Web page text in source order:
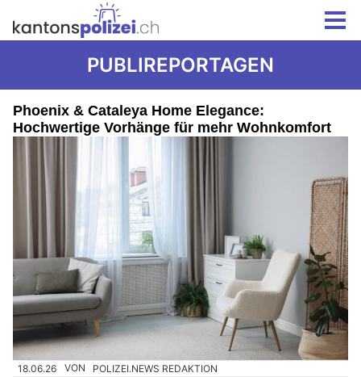
PUBLIREPORTAGEN
Phoenix & Cataleya Home Elegance:
Hochwertige Vorhänge für mehr Wohnkomfort
18.06.26 VON POLIZEI.NEWS REDAKTION